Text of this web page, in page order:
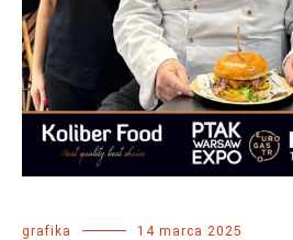
grafika 14 marca 2025